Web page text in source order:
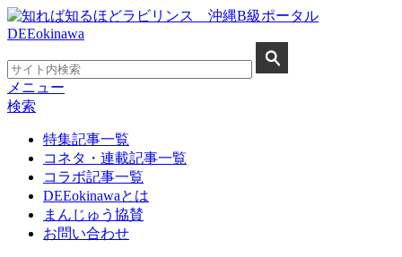
メニュー
検索
特集記事一覧
コネタ・連載記事一覧
コラボ記事一覧
DEEokinawaとは
まんじゅう協賛
お問い合わせ